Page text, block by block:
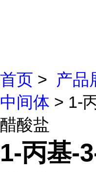
首页 > 产品
中间体 > 1-
醋酸盐
1-丙基-